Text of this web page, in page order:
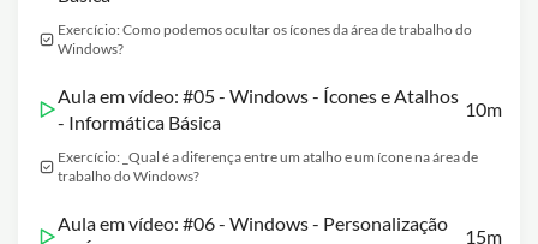
Exercício: Como podemos ocultar os ícones da área de trabalho do
Windows?
Aula em vídeo: #05 - Windows - Ícones e Atalhos
- Informática Básica
10m
Exercício: _Qual é a diferença entre um atalho e um ícone na área de
trabalho do Windows?
Aula em vídeo: #06 - Windows - Personalização
15m